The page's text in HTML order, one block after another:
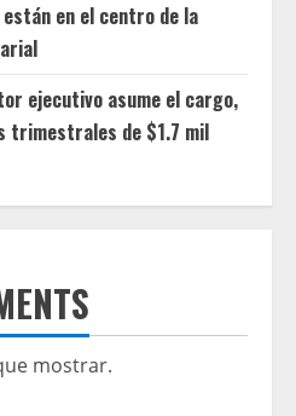
en el centro de la
ejecutivo asume el cargo,
trimestrales de $1.7 mil
mostrar.